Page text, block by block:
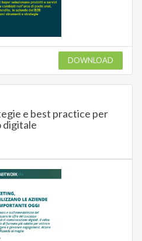
DOWNLOAD
e best practice per
digitale